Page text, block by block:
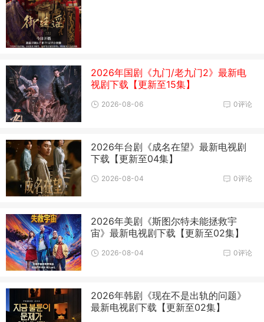
2026年国剧《九门/老九门2》最新电
视剧下载【更新至15集】
0评论
2026-08-06
2026年台剧《成名在望》最新电视剧
下载【更新至04集】
0评论
2026-08-04
2026年美剧《斯图尔特未能拯救宇
宙》最新电视剧下载【更新至02集】
0评论
2026-08-04
2026年韩剧《现在不是出轨的问题》
最新电视剧下载【更新至02集】